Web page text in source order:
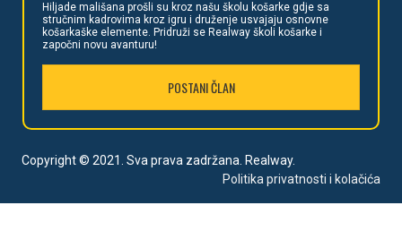
Hiljade mališana prošli su kroz našu školu košarke gdje sa
stručnim kadrovima kroz igru i druženje usvajaju osnovne
košarkaške elemente. Pridruži se Realway školi košarke i
započni novu avanturu!
POSTANI ČLAN
Copyright © 2021. Sva prava zadržana. Realway.
Politika privatnosti i kolačića